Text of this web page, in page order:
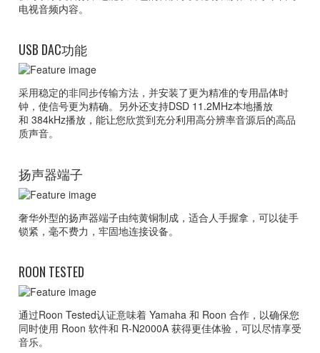
电视音频内容。
USB DAC功能
采用稳定的非同步传输方法，并安装了更为精准的专用晶体时
钟，使信号更为精确。另外还支持DSD 11.2MHz本地播放
和 384kHz播放，能让您欣赏到充分利用高分辨率音源后的高品
质声音。
扬声器端子
奢华外型的扬声器端子由纯黄铜制成，适合人手握拿，可以徒手
锁紧，毫不费力，牢固地连接设备。
ROON TESTED
通过Roon Tested认证意味着 Yamaha 和 Roon 合作，以确保您
同时使用 Roon 软件和 R-N2000A 获得更佳体验，可以尽情享受
音乐。